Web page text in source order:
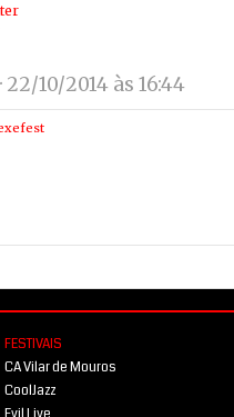
· 22/10/2014 às 16:44
FESTIVAIS
CA Vilar de Mouros
CoolJazz